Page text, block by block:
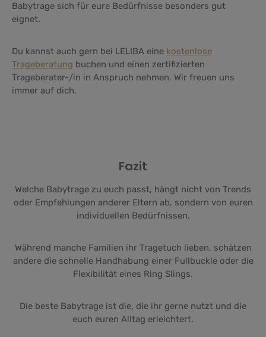
Babytrage sich für eure Bedürfnisse besonders gut
eignet.
Du kannst auch gern bei LELIBA eine kostenlose
Trageberatung buchen und einen zertifizierten
Trageberater-/in in Anspruch nehmen. Wir freuen uns
immer auf dich.
Fazit
Welche Babytrage zu euch passt, hängt nicht von Trends
oder Empfehlungen anderer Eltern ab, sondern von euren
individuellen Bedürfnissen.
Während manche Familien ihr Tragetuch lieben, schätzen
andere die schnelle Handhabung einer Fullbuckle oder die
Flexibilität eines Ring Slings.
Die beste Babytrage ist die, die ihr gerne nutzt und die
euch euren Alltag erleichtert.